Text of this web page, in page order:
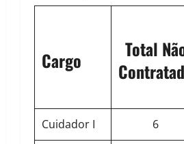
Cargo
Total
Cuidador I 6